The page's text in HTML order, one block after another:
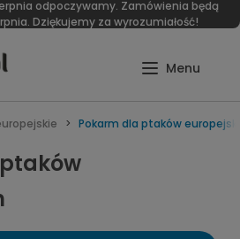
odpoczywamy. Zamówienia będą
Dziękujemy za wyrozumiałość!
Pokarm dla ptaków